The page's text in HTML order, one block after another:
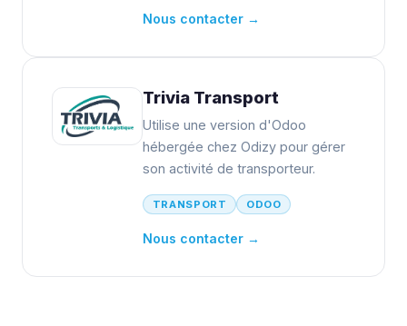
Nous contacter →
Trivia Transport
Utilise une version d'Odoo
hébergée chez Odizy pour gérer
son activité de transporteur.
TRANSPORT ODOO
Nous contacter →